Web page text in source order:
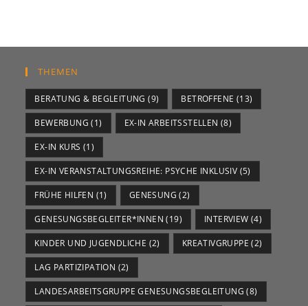
THEMEN
BERATUNG & BEGLEITUNG (9) BETROFFENE (13)
BEWERBUNG (1) EX-IN ARBEITSSTELLEN (8)
EX-IN KURS (1)
EX-IN VERANSTALTUNGSREIHE: PSYCHE INKLUSIV (5)
FRÜHE HILFEN (1) GENESUNG (2)
GENESUNGSBEGLEITER*INNEN (19) INTERVIEW (4)
KINDER UND JUGENDLICHE (2) KREATIVGRUPPE (2)
LAG PARTIZIPATION (2)
LANDESARBEITSGRUPPE GENESUNGSBEGLEITUNG (8)